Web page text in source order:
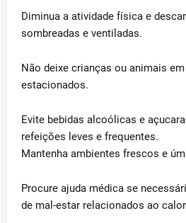
Diminua a atividade física e
sombreadas e ventiladas.
Não deixe crianças ou animais
estacionados.
Evite bebidas alcoólicas e
refeições leves e frequentes.
Mantenha ambientes frescos e
Procure ajuda médica se
de mal-estar relacionados ao